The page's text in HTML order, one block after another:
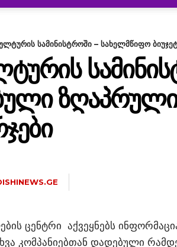
სამინისტროში – სახელმწიფო
ცენტრი აქვეყნებს
კომპანიებთან დადებული